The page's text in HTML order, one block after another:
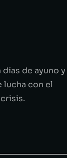
de ayuno y
lucha con el